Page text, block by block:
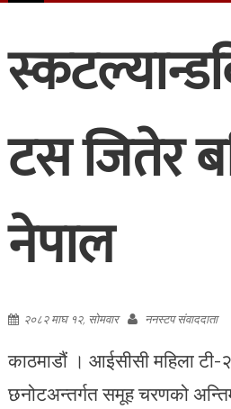
टस जितेर
नेपाल
२०८२ माघ १२, सोमवार ननस्टप संवाददाता
काठमाडौं । आईसीसी महिला टी-
छनोटअन्तर्गत समूह चरणको